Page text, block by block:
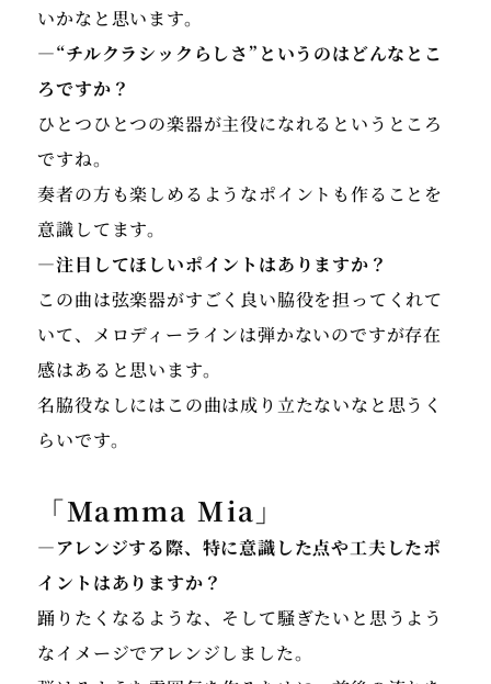
ク2020の開会式において、オーケストラ編曲したファ
イナルファンタジー""勝利のファンファーレ""が使用
旅」が13回にわたり放送される。2023年2月シンガポ
ールにて、ファイナルファンタジーピアノリサイタル
にソリストとして出演。2024年10月岐阜県で行われた
国民文化祭開会式において、天皇皇后両陛下ご臨席の
中、プッチーニ作曲トゥーランドットより「誰も寝て
はならぬ」の室内楽編曲、ならびにピアノ演奏をす
現在スクエア・エニックス公式YouTubeにて、ファイ
ナルファンタジー作品等を編曲・演奏。
https://www.youtube.com/channel/
桐朋学園芸術短期大学非常勤講師、NHK、読売カルチ
いかなと思います。
―“チルクラシックらしさ”というのはどんなとこ
ろですか？
ひとつひとつの楽器が主役になれるというところ
ですね。
奏者の方も楽しめるようなポイントも作ることを
意識してます。
―注目してほしいポイントはありますか？
この曲は弦楽器がすごく良い脇役を担ってくれて
いて、メロディーラインは弾かないのですが存在
感はあると思います。
名脇役なしにはこの曲は成り立たないなと思うく
らいです。
「Mamma Mia」
―アレンジする際、特に意識した点や工夫したポ
イントはありますか？
踊りたくなるような、そして騒ぎたいと思うよう
なイメージでアレンジしました。